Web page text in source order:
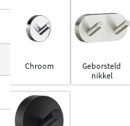
Chroom
Geborsteld
nikkel